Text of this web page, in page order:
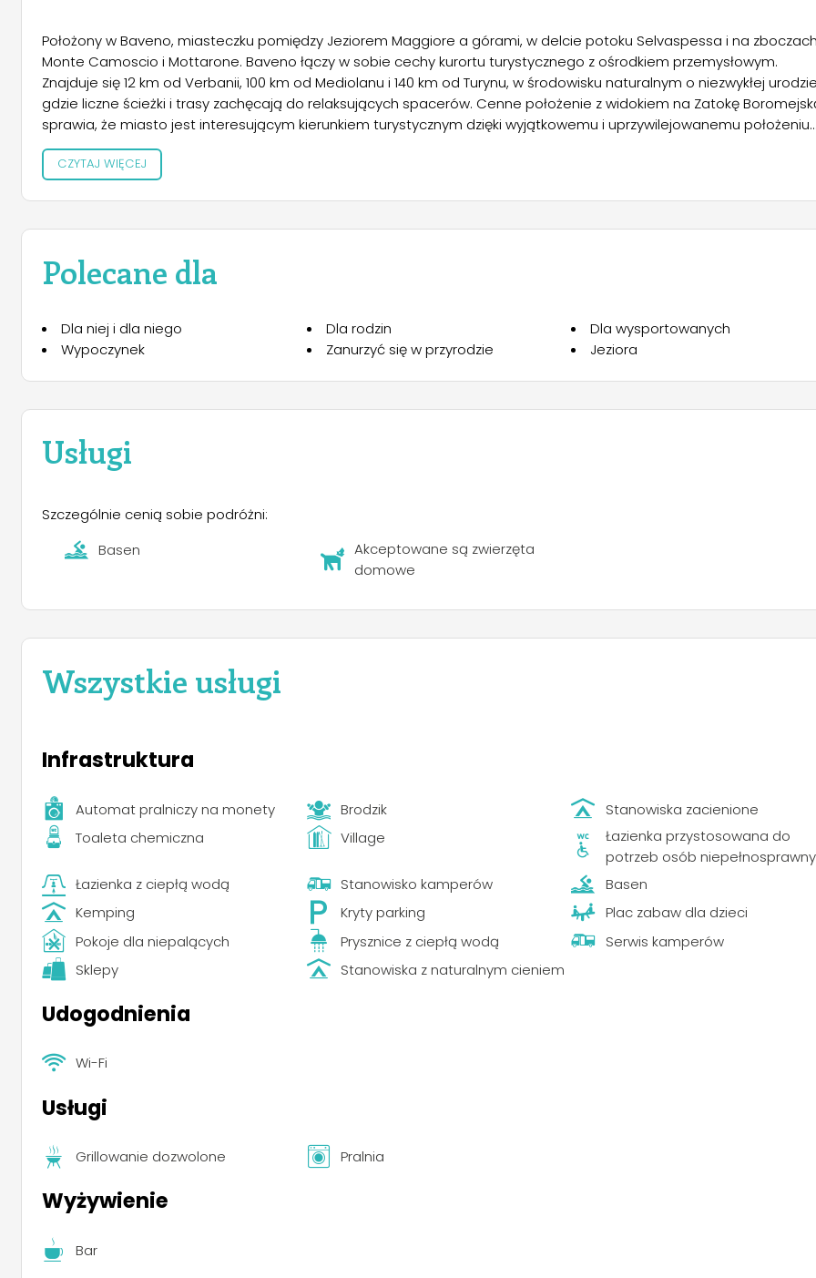
Położony w Baveno, miasteczku pomiędzy Jeziorem Maggiore a górami, w delcie potoku Selvaspessa i na
Monte Camoscio i Mottarone. Baveno łączy w sobie cechy kurortu turystycznego z ośrodkiem przemysłowym.
Znajduje się 12 km od Verbanii, 100 km od Mediolanu i 140 km od Turynu, w środowisku naturalnym o niezwykłej
gdzie liczne ścieżki i trasy zachęcają do relaksujących spacerów. Cenne położenie z widokiem na Zatokę
sprawia, że ​​miasto jest interesującym kierunkiem turystycznym dzięki wyjątkowemu i uprzywilejowanemu położeniu
naprzeciw trzech wysp Borromee. Kemping położony jest w spokojnej i panoramicznej okolicy z widokiem na jezioro
Maggiore, zaledwie 800 m od centrum Baveno. Posiadamy 18 000 m2 trawiastego terenu pod namioty, kampery i
sypialnie powstałe ze starego, całkowicie odnowionego wagonu kolejowego Stresa-Mottarone. Biorąc pod uwagę
poruszać się pieszo, zorganizowaliśmy bezpłatny transport do i z centrum Baveno (molo, wypłynięcie łodzią na
CZYTAJ WIĘCEJ
Polecane dla
Dla niej i dla niego Dla rodzin
Dla wysportowanych
Wypoczynek
Zanurzyć się w przyrodzie Jeziora
Usługi
Szczególnie cenią sobie podróżni:
Basen
Akceptowane są zwierzęta
domowe
Wszystkie usługi
Infrastruktura
Automat pralniczy na monety Brodzik
Stanowiska zacienione
Toaleta chemiczna
Village
Łazienka przystosowana do
potrzeb osób
Łazienka z ciepłą wodą
Stanowisko kamperów
Basen
Kemping
Kryty parking
Plac zabaw dla dzieci
Pokoje dla niepalących
Prysznice z ciepłą wodą
Serwis kamperów
Sklepy
Stanowiska z naturalnym cieniem
Udogodnienia
Wi-Fi
Usługi
Grillowanie dozwolone Pralnia
Wyżywienie
Bar